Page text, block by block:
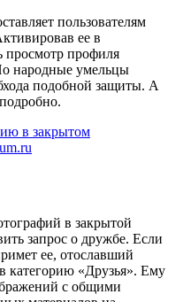
пользователям
ее в
просмотр профиля
народные умельцы
подобной защиты. А
в закрытой
запрос о дружбе. Если
ее, отославший
категорию «Друзья». Ему
с общими